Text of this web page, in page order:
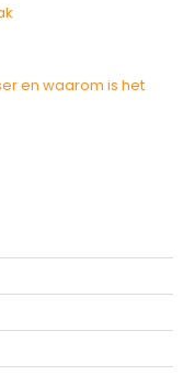
en waarom is het